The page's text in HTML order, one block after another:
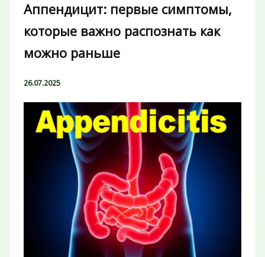
Аппендицит: первые симптомы,
которые важно распознать как
можно раньше
26.07.2025